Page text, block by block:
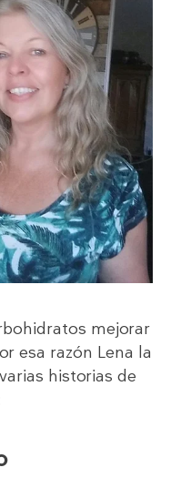
mejorar
esa razón Lena la
historias de